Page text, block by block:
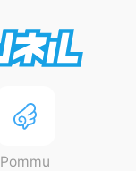
Pommu